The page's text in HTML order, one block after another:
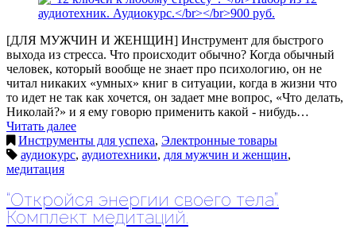
[ДЛЯ МУЖЧИН И ЖЕНЩИН] Инструмент для быстрого
выхода из стресса. Что происходит обычно? Когда обычный
человек, который вообще не знает про психологию, он не
читал никаких «умных» книг в ситуации, когда в жизни что
то идет не так как хочется, он задает мне вопрос, «Что делать,
Николай?» и я ему говорю применить какой - нибудь…
Читать далее
Инструменты для успеха, Электронные товары
аудиокурс, аудиотехники, для мужчин и женщин,
медитация
“Откройся энергии своего тела”.
Комплект медитаций.